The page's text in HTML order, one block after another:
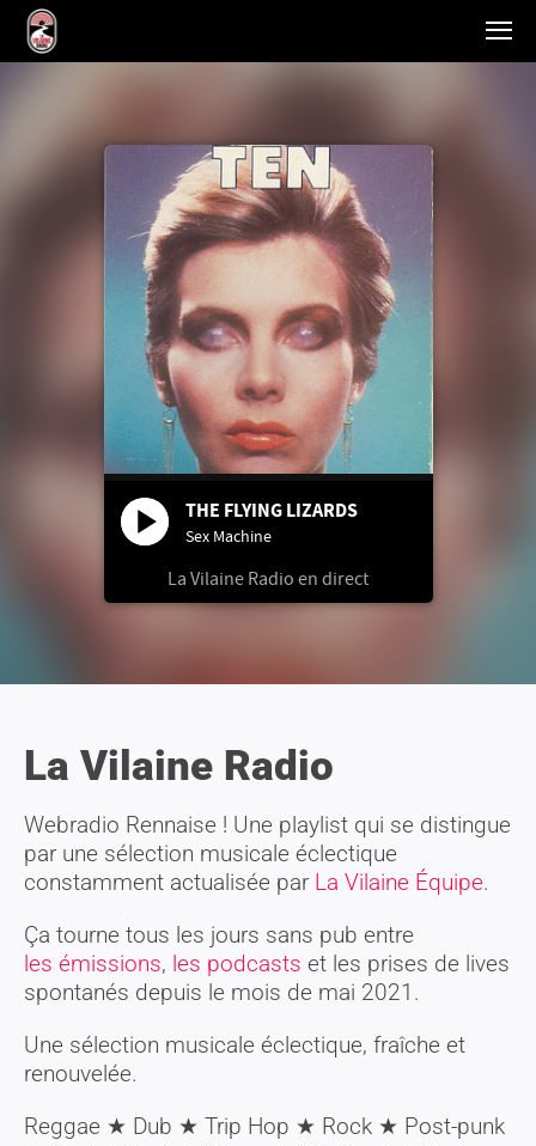
THE FLYING LIZARDS
Sex Machine
La Vilaine Radio en direct
La Vilaine Radio
Webradio Rennaise ! Une playlist qui se distingue
par une sélection musicale éclectique
constamment actualisée par La Vilaine Équipe.
Ça tourne tous les jours sans pub entre
les émissions, les podcasts et les prises de lives
spontanés depuis le mois de mai 2021. ​
Une sélection musicale éclectique, fraîche et
renouvelée.
Reggae ★ Dub ★ Trip Hop ★ Rock ★ Post-punk